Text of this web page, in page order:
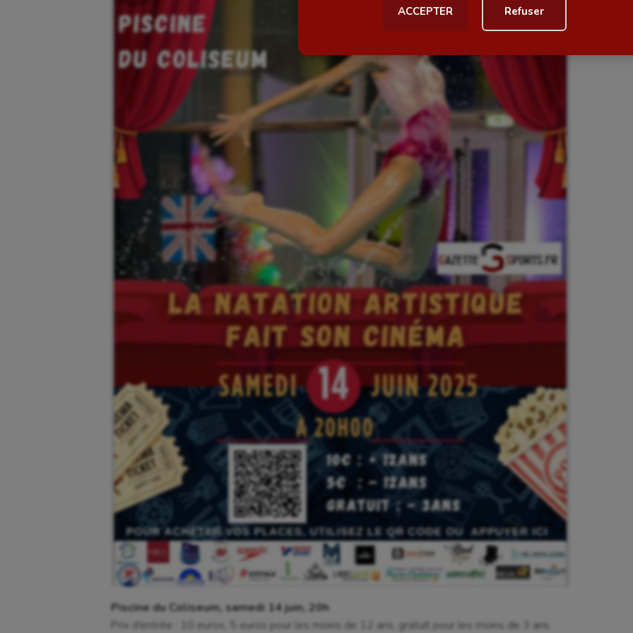
ACCEPTER Refuser
Billard
Canoë-kayak
Cheerleading
Course à pied
Crossfit
Cyclisme
Gymnastique
Gymnastique rythmique
Haltérophilie
Jeux Olympiques et Paralympiques
Outdoor
Parkour
Patinage artistique
Pétanque
Plongée
Randonnée / Marche
Piscine du Coliseum, samedi 14 juin, 20h
Prix d’entrée : 10 euros, 5 euros pour les moins de 12 ans, gratuit pour les moins de 3 ans